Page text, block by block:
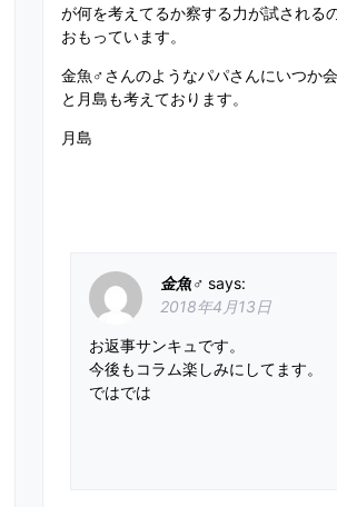
が何を考えてるか察する力が試される
おもっています。
金魚♂さんのようなパパさんにいつか
と月島も考えております。
月島
金魚♂ says:
2018年4月13日
お返事サンキュです。
今後もコラム楽しみにしてます。
ではでは